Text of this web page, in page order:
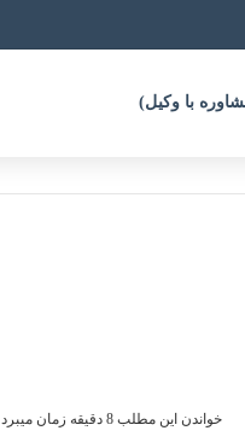
خواندن این مطلب 8 دقیقه زمان میبرد